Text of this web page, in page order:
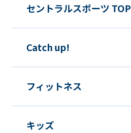
セントラルスポーツ TOP
Catch up!
フィットネス
キッズ